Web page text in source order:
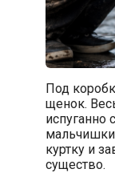
Под
щенок.
испуганно
мальчишки
куртку и
существо.